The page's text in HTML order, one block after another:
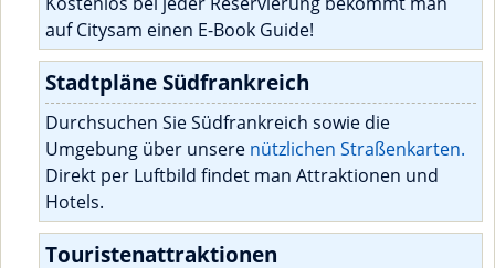
auf Citysam einen E-Book Guide!
Stadtpläne Südfrankreich
Durchsuchen Sie Südfrankreich sowie die
Umgebung über unsere nützlichen Straßenkarten.
Direkt per Luftbild findet man Attraktionen und
Hotels.
Touristenattraktionen